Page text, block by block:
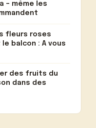
– même les
fleurs roses
balcon : A vous
des fruits du
dans des